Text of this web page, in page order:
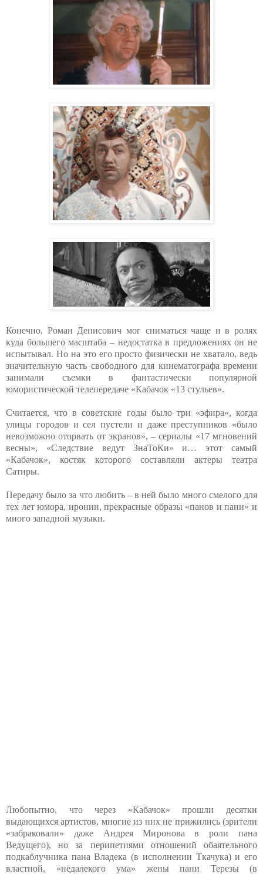
Конечно, Роман Денисович мог сниматься чаще и в ролях
куда большего масштаба – недостатка в предложениях он не
испытывал. Но на это его просто физически не хватало, ведь
значительную часть свободного для кинематографа времени
занимали съемки в фантастически популярной
юмористической телепередаче «Кабачок «13 стульев».
Считается, что в советские годы было три «эфира», когда
улицы городов и сел пустели и даже преступников «было
невозможно оторвать от экранов», – сериалы «17 мгновений
весны», «Следствие ведут ЗнаТоКи» и… этот самый
«Кабачок», костяк которого составляли актеры театра
Сатиры.
Передачу было за что любить – в ней было много смелого для
тех лет юмора, иронии, прекрасные образы «панов и пани» и
много западной музыки.
Любопытно, что через «Кабачок» прошли десятки
выдающихся артистов, многие из них не прижились (зрители
«забраковали» даже Андрея Миронова в роли пана
Ведущего), но за перипетиями отношений обаятельного
подкаблучника пана Владека (в исполнении Ткачука) и его
властной, «недалекого ума» жены пани Терезы (в